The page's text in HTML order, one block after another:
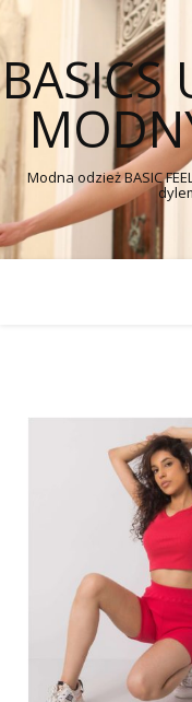
BASICS
Modna odzież BASIC